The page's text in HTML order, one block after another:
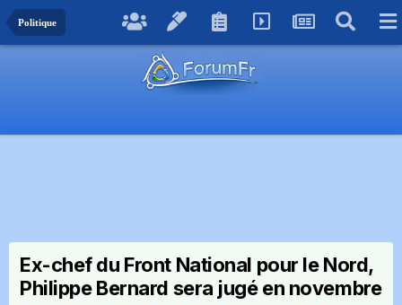
Politique
Ex-chef du Front National pour le Nord,
Philippe Bernard sera jugé en novembre